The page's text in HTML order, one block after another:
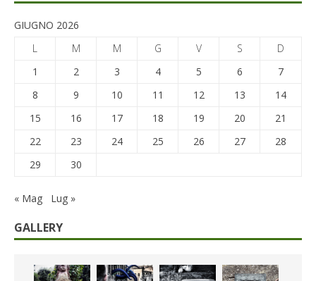
GIUGNO 2026
L
M M G V S
D
1
2 3 4 5 6
7
8
9 10 11 12 13
14
15
16 17 18 19 20
21
22
23 24 25 26 27
28
29
30
« Mag Lug »
GALLERY